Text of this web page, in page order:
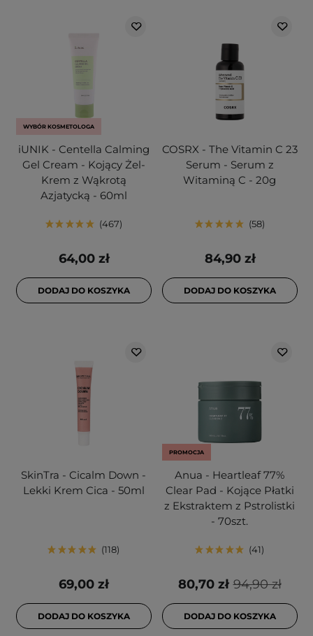
WYBÓR KOSMETOLOGA
iUNIK - Centella Calming
Gel Cream - Kojący Żel-
Krem z Wąkrotą
Azjatycką - 60ml
467
64,00 zł
DODAJ DO KOSZYKA
COSRX - The Vitamin C 23
Serum - Serum z
Witaminą C - 20g
58
84,90 zł
DODAJ DO KOSZYKA
SkinTra - Cicalm Down -
Lekki Krem Cica - 50ml
118
69,00 zł
DODAJ DO KOSZYKA
PROMOCJA
Anua - Heartleaf 77%
Clear Pad - Kojące Płatki
z Ekstraktem z Pstrolistki
- 70szt.
41
94,90 zł
80,70 zł
DODAJ DO KOSZYKA